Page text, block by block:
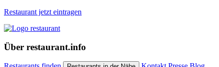
Restaurant jetzt eintragen
Über restaurant.info